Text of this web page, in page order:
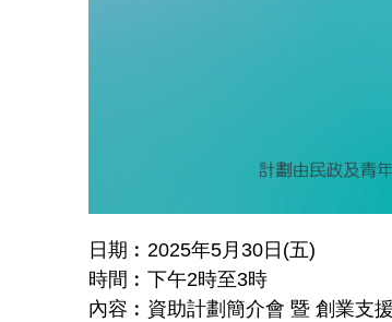
日期︰2025年5月30日(五)
時間︰下午2時至3時
內容︰資助計劃簡介會 暨 創業支